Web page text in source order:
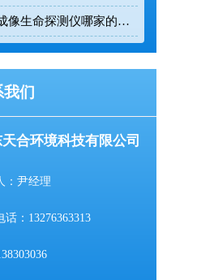
红外热成像生命探测仪哪家的好用？TH-860TH这款救援项目都在用
我们
天合环境科技有限公司
：尹经理
话：13276363313